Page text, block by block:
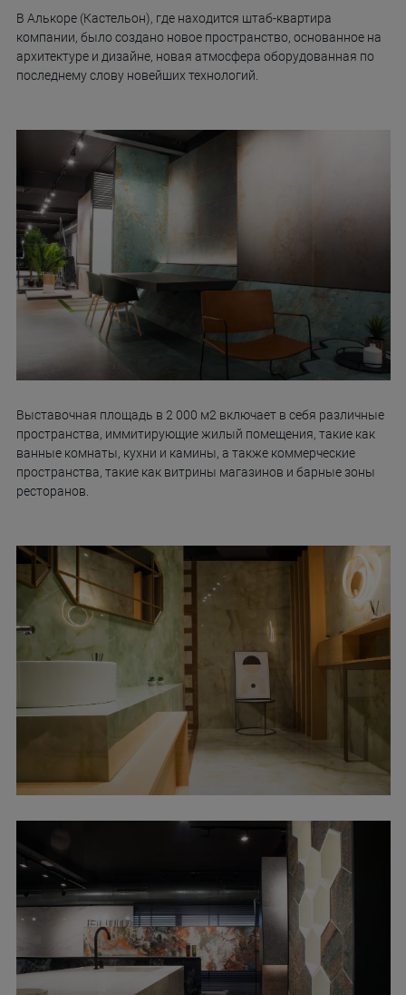
В Алькоре (Кастельон), где находится штаб-квартира
компании, было создано новое пространство, основанное на
архитектуре и дизайне, новая атмосфера оборудованная по
последнему слову новейших технологий.
Выставочная площадь в 2 000 м2 включает в себя различные
пространства, иммитирующие жилый помещения, такие как
ванные комнаты, кухни и камины, а также коммерческие
пространства, такие как витрины магазинов и барные зоны
ресторанов.